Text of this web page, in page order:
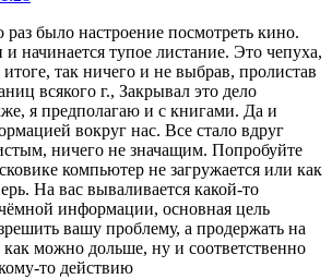
раз было настроение посмотреть кино.
начинается тупое листание. Это чепуха,
так ничего и не выбрав, пролистав
всякого г., Закрывал это дело
я предполагаю и с книгами. Да и
вокруг нас. Все стало вдруг
ничего не значащим. Попробуйте
компьютер не загружается или как
На вас вываливается какой-то
информации, основная цель
вашу проблему, а продержать на
как можно дольше, ну и соответственно
то действию